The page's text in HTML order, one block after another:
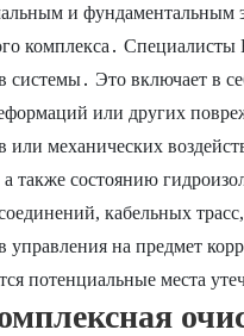
и фундаментальным
комплекса․ Специалисты
системы․ Это включает в
или других
или механических
также состоянию
кабельных
управления на предмет
потенциальные места